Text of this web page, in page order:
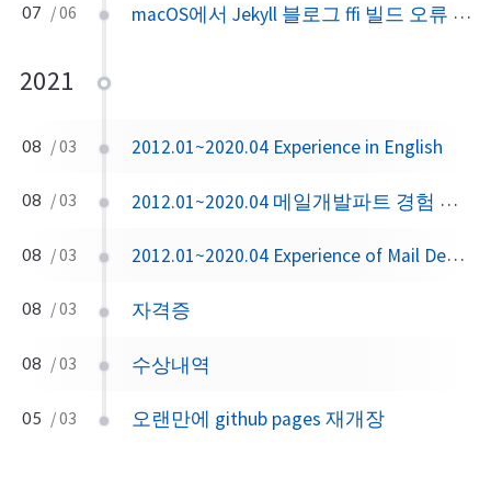
07 / 06 macOS에서 Jekyll 블로그 ffi 빌드 오류 해결하기 - Docker로 해결
2021
08 / 03 2012.01~2020.04 Experience in English
08 / 03 2012.01~2020.04 메일개발파트 경험 정리. 다음메일, 카카오메일
08 / 03 2012.01~2020.04 Experience of Mail Dev Part
08 / 03 자격증
08 / 03 수상내역
05 / 03 오랜만에 github pages 재개장